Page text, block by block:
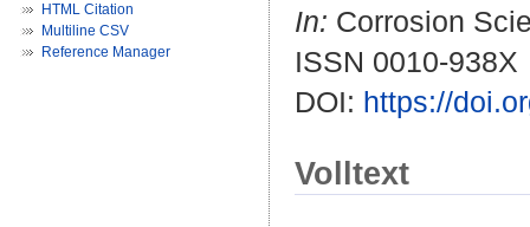
HTML Citation
Multiline CSV
Reference Manager
In: Corrosion
ISSN 0010-938X
DOI: https://
Volltext